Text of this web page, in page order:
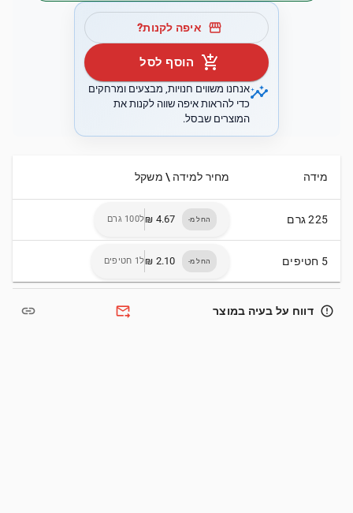
storefront איפה לקנות?
add_shopping_cart הוסף לסל
insightsאנחנו משווים חנויות, מבצעים ומרחקים
כדי להראות איפה שווה לקנות את
המוצרים שבסל.
מידה מחיר למידה \ משקל
225 גרם החל מ- ל100 גרם
5 חטיפים החל מ- ל1 חטיפים
error_outline דווח על בעיה במוצר forward_to_inbox
link